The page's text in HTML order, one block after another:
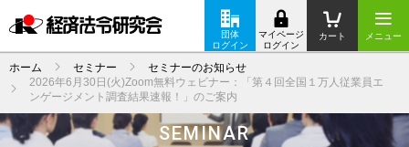
メニュー
カート
マイページ
ログイン
団体
ログイン
ホーム セミナー
セミナーのお知らせ
2026年6月30日(火)Zoom無料ウェビナー：「第４回全国１万人従業員エ
ンゲージメント調査結果速報！」のご案内
SEMINAR